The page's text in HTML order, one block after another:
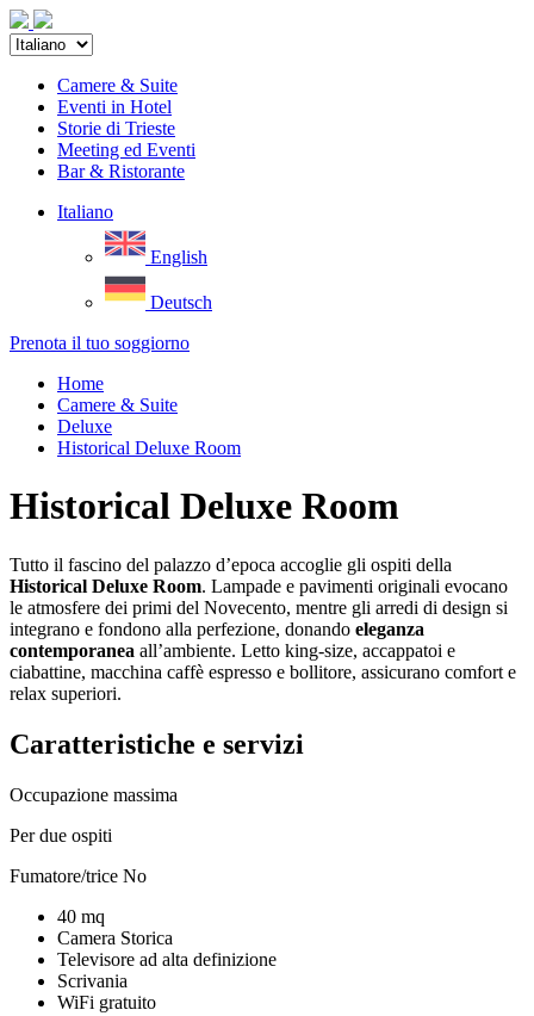
Camere & Suite
Eventi in Hotel
Storie di Trieste
Meeting ed Eventi
Bar & Ristorante
Italiano
English
Deutsch
Prenota il tuo soggiorno
Home
Camere & Suite
Deluxe
Historical Deluxe Room
Historical Deluxe Room
Tutto il fascino del palazzo d’epoca accoglie gli ospiti della
Historical Deluxe Room. Lampade e pavimenti originali evocano
le atmosfere dei primi del Novecento, mentre gli arredi di design si
integrano e fondono alla perfezione, donando eleganza
contemporanea all’ambiente. Letto king-size, accappatoi e
ciabattine, macchina caffè espresso e bollitore, assicurano comfort e
relax superiori.
Caratteristiche e servizi
Occupazione massima
Per due ospiti
Fumatore/trice No
40 mq
Camera Storica
Televisore ad alta definizione
Scrivania
WiFi gratuito